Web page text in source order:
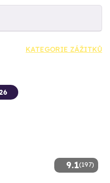
KATEGORIE ZÁŽITKŮ
9.1(197)